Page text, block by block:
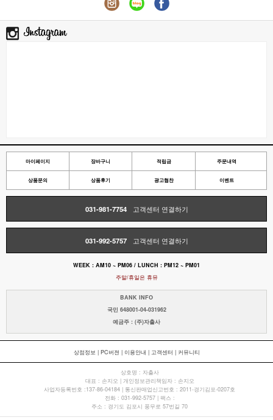
마이페이지 장바구니 적립금 주문내역
상품문의 상품후기 광고협찬 이벤트
031-981-7754 고객센터 연결하기
031-992-5757 고객센터 연결하기
WEEK : AM10 ~ PM06 / LUNCH : PM12 ~ PM01
주말/휴일은 휴뮤
BANK INFO
국민 648001-04-031962
예금주 : (주)자출사
상점정보 | PC버젼 | 이용안내 | 고객센터 | 커뮤니티
상호명 : 자출사
대표 : 손지오 | 개인정보관리책임자 : 손지오
사업자등록번호 :137-86-04184 | 통신판매업신고번호 : 2011-경기김포-0207호
전화 : 031-992-5757 | 팩스 :
주소 : 경기도 김포시 풍무로 57번길 70